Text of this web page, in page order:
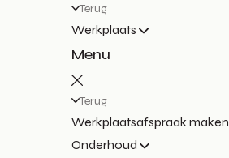
Terug
Werkplaats
Menu
Terug
Werkplaatsafspraak maken
Onderhoud